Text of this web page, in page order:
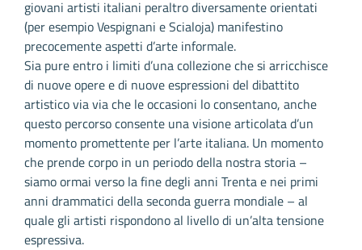
giovani artisti italiani peraltro diversamente orientati
(per esempio Vespignani e Scialoja) manifestino
precocemente aspetti d’arte informale.
Sia pure entro i limiti d’una collezione che si arricchisce
di nuove opere e di nuove espressioni del dibattito
artistico via via che le occasioni lo consentano, anche
questo percorso consente una visione articolata d’un
momento promettente per l’arte italiana. Un momento
che prende corpo in un periodo della nostra storia –
siamo ormai verso la fine degli anni Trenta e nei primi
anni drammatici della seconda guerra mondiale – al
quale gli artisti rispondono al livello di un’alta tensione
espressiva.